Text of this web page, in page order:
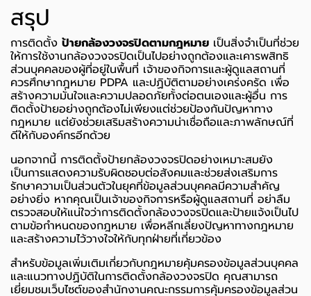
สรุป
การติดตั้ง ป้ายกล้องวงจรปิดตามกฎหมาย เป็นสิ่งจำเป็นที่ช่วย
ให้การใช้งานกล้องวงจรปิดเป็นไปอย่างถูกต้องและเคารพสิทธิ
ส่วนบุคคลของผู้ที่อยู่ในพื้นที่ เจ้าของกิจการและผู้ดูแลสถานที่
ควรศึกษากฎหมาย PDPA และปฏิบัติตามอย่างเคร่งครัด เพื่อ
สร้างความมั่นใจและความปลอดภัยทั้งต่อตนเองและผู้อื่น การ
ติดตั้งป้ายอย่างถูกต้องไม่เพียงแต่ช่วยป้องกันปัญหาทาง
กฎหมาย แต่ยังช่วยเสริมสร้างความน่าเชื่อถือและภาพลักษณ์ที่
ดีให้กับองค์กรอีกด้วย
นอกจากนี้ การติดตั้งป้ายกล้องวงจรปิดอย่างเหมาะสมยัง
เป็นการแสดงความรับผิดชอบต่อสังคมและช่วยส่งเสริมการ
รักษาความเป็นส่วนตัวในยุคที่ข้อมูลส่วนบุคคลมีความสำคัญ
อย่างยิ่ง หากคุณเป็นเจ้าของกิจการหรือผู้ดูแลสถานที่ อย่าลืม
ตรวจสอบให้แน่ใจว่าการติดตั้งกล้องวงจรปิดและป้ายแจ้งเป็นไป
ตามข้อกำหนดของกฎหมาย เพื่อหลีกเลี่ยงปัญหาทางกฎหมาย
และสร้างความไว้วางใจให้กับทุกฝ่ายที่เกี่ยวข้อง
สำหรับข้อมูลเพิ่มเติมเกี่ยวกับกฎหมายคุ้มครองข้อมูลส่วนบุคคล
และแนวทางปฏิบัติในการติดตั้งกล้องวงจรปิด คุณสามารถ
เยี่ยมชมเว็บไซต์ของสำนักงานคณะกรรมการคุ้มครองข้อมูลส่วน